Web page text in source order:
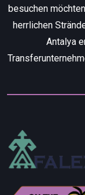
besuchen
herrlichen
Antalya